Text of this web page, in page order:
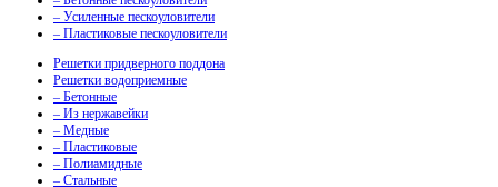
– Усиленные пескоуловители
– Пластиковые пескоуловители
Решетки придверного поддона
Решетки водоприемные
– Бетонные
– Из нержавейки
– Медные
– Пластиковые
– Полиамидные
– Стальные